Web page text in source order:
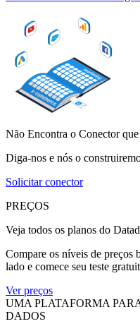
Não Encontra o Conector que
Diga-nos e nós o
Solicitar conector
PREÇOS
Veja todos os planos do
Compare os níveis de preços
lado e comece seu teste
Ver preços
UMA PLATAFORMA
DADOS